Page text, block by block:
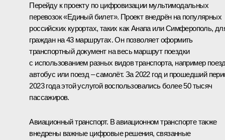
Перейду к проекту по цифровизации мультимодальных
перевозок «Единый билет». Проект внедрён на популярных
российских курортах, таких как Анапа или Симферополь,
граждан на 43 маршрутах. Он позволяет оформить
транспортный документ на весь маршрут поездки
с использованием разных видов транспорта, например
автобус или поезд – самолёт. За 2022 год и прошедший
2023 года этой услугой воспользовались более 50 тысяч
пассажиров.
Авиационный транспорт. В авиационном транспорте также
внедрены важные цифровые решения, связанные